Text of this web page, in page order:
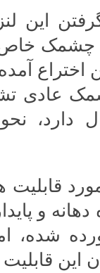
این
چشمک
عادی
دهانه و
شده،
قابلیت